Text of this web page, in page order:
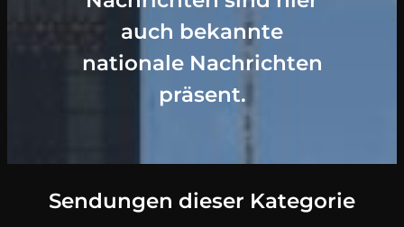
auch bekannte
nationale Nachrichten
präsent.
Sendungen dieser Kategorie